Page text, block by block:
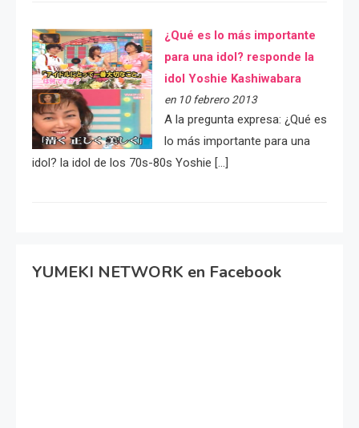
¿Qué es lo más importante
para una idol? responde la
idol Yoshie Kashiwabara
en 10 febrero 2013
A la pregunta expresa: ¿Qué es
lo más importante para una
idol? la idol de los 70s-80s Yoshie […]
YUMEKI NETWORK en Facebook